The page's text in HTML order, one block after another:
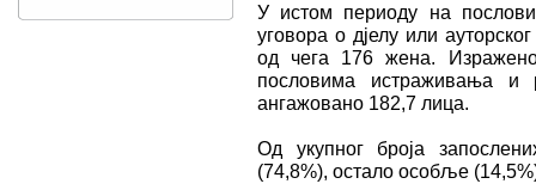
У истом периоду на
уговора о дјелу или
од чега 176 жена.
пословима истраживања и
ангажованo 182,7 лица.
Од укупног броја
(74,8%), остало особље